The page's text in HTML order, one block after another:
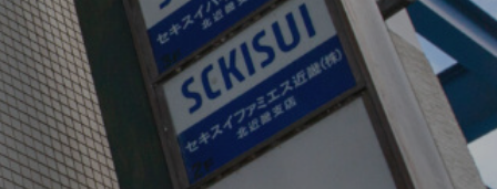
トップページ
会社を知る